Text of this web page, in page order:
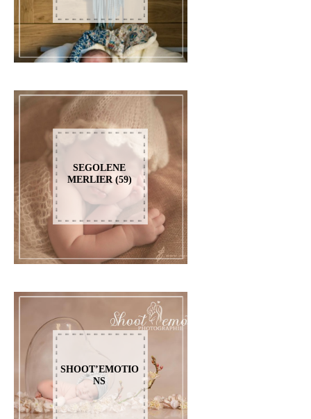
SEGOLENE
MERLIER (59)
SHOOT’EMOTIO
NS